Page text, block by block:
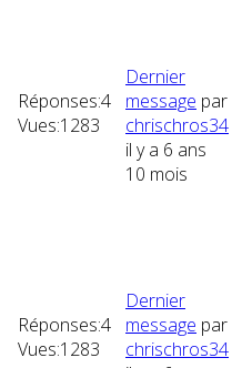
Réponses:4
Vues:1283
Dernier
message par
chrischros34
il y a 6 ans
10 mois
Réponses:4
Vues:1283
Dernier
message par
chrischros34